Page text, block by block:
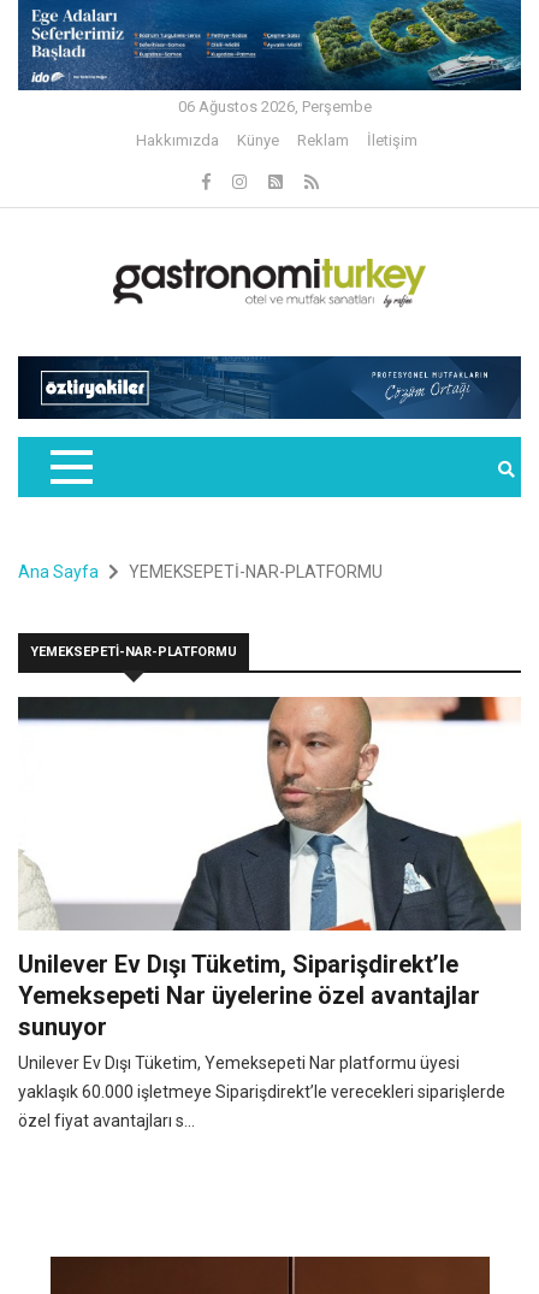
06 Ağustos 2026, Perşembe
Hakkımızda
Künye Reklam İletişim
Ana Sayfa YEMEKSEPETİ-NAR-PLATFORMU
YEMEKSEPETİ-NAR-PLATFORMU
Unilever Ev Dışı Tüketim, Siparişdirekt’le
Yemeksepeti Nar üyelerine özel avantajlar
sunuyor
Unilever Ev Dışı Tüketim, Yemeksepeti Nar platformu üyesi
yaklaşık 60.000 işletmeye Siparişdirekt’le verecekleri siparişlerde
özel fiyat avantajları s...